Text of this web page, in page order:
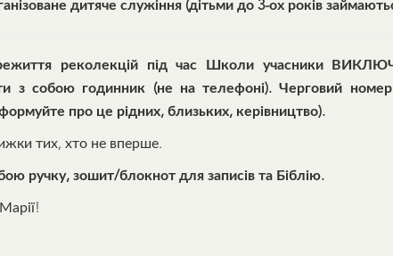
дитяче служіння (дітьми до 3-ох років
реколекцій під час Школи учасники
з собою годинник (не на телефоні). Черговий
про це рідних, близьких, керівництво).
тих, хто не вперше.
ручку, зошит/блокнот для записів та Біблію.